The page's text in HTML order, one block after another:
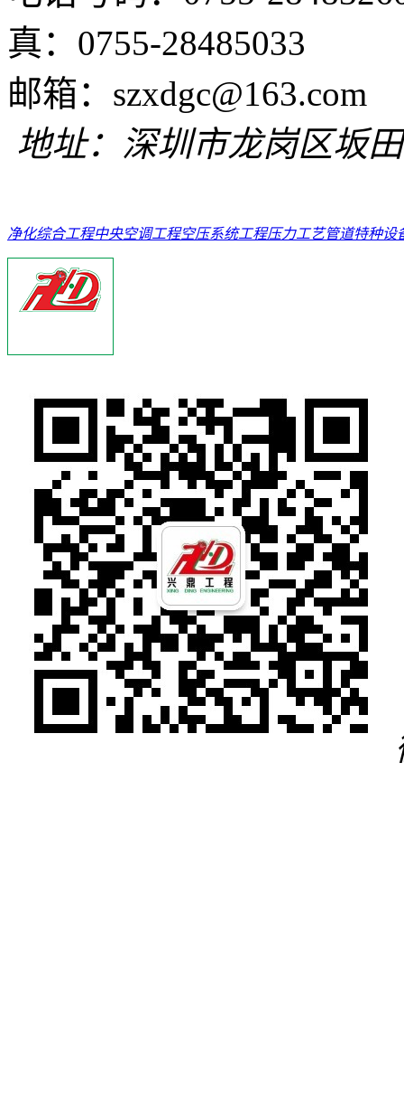
真：0755-28485033
邮箱：
地址：深圳市龙岗区坂
净化综合工程中央空调工程空压系统工程压力工艺管道特种设